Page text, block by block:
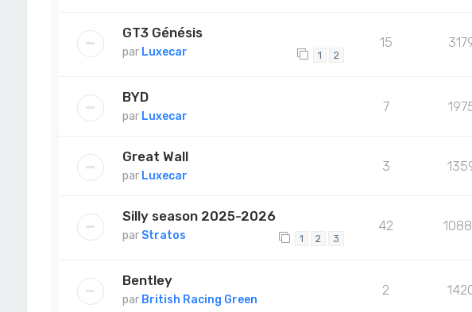
GT3 Génésis
par Luxecar 1 2
15
BYD
par Luxecar
7
Great Wall
par Luxecar
3
Silly season 2025-2026
par Stratos 1 2 3
42
Bentley
par British Racing Green
2